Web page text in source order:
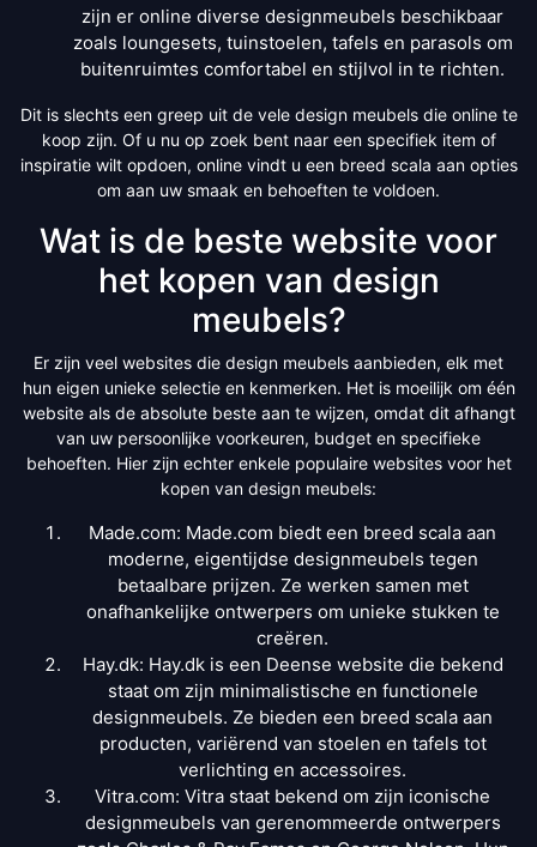
zijn er online diverse designmeubels beschikbaar
zoals loungesets, tuinstoelen, tafels en parasols om
buitenruimtes comfortabel en stijlvol in te richten.
Dit is slechts een greep uit de vele design meubels die online te
koop zijn. Of u nu op zoek bent naar een specifiek item of
inspiratie wilt opdoen, online vindt u een breed scala aan opties
om aan uw smaak en behoeften te voldoen.
Wat is de beste website voor
het kopen van design
meubels?
Er zijn veel websites die design meubels aanbieden, elk met
hun eigen unieke selectie en kenmerken. Het is moeilijk om één
website als de absolute beste aan te wijzen, omdat dit afhangt
van uw persoonlijke voorkeuren, budget en specifieke
behoeften. Hier zijn echter enkele populaire websites voor het
kopen van design meubels:
Made.com: Made.com biedt een breed scala aan
moderne, eigentijdse designmeubels tegen
betaalbare prijzen. Ze werken samen met
onafhankelijke ontwerpers om unieke stukken te
creëren.
Hay.dk: Hay.dk is een Deense website die bekend
staat om zijn minimalistische en functionele
designmeubels. Ze bieden een breed scala aan
producten, variërend van stoelen en tafels tot
verlichting en accessoires.
Vitra.com: Vitra staat bekend om zijn iconische
designmeubels van gerenommeerde ontwerpers